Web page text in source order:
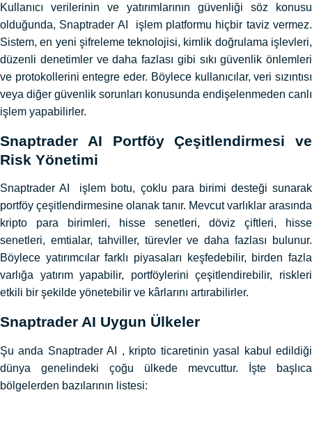
Kullanıcı verilerinin ve yatırımlarının güvenliği söz konusu
olduğunda, Snaptrader AI işlem platformu hiçbir taviz vermez.
Sistem, en yeni şifreleme teknolojisi, kimlik doğrulama işlevleri,
düzenli denetimler ve daha fazlası gibi sıkı güvenlik önlemleri
ve protokollerini entegre eder. Böylece kullanıcılar, veri sızıntısı
veya diğer güvenlik sorunları konusunda endişelenmeden canlı
işlem yapabilirler.
Snaptrader AI Portföy Çeşitlendirmesi ve
Risk Yönetimi
Snaptrader AI işlem botu, çoklu para birimi desteği sunarak
portföy çeşitlendirmesine olanak tanır. Mevcut varlıklar arasında
kripto para birimleri, hisse senetleri, döviz çiftleri, hisse
senetleri, emtialar, tahviller, türevler ve daha fazlası bulunur.
Böylece yatırımcılar farklı piyasaları keşfedebilir, birden fazla
varlığa yatırım yapabilir, portföylerini çeşitlendirebilir, riskleri
etkili bir şekilde yönetebilir ve kârlarını artırabilirler.
Snaptrader AI Uygun Ülkeler
Şu anda Snaptrader AI , kripto ticaretinin yasal kabul edildiği
dünya genelindeki çoğu ülkede mevcuttur. İşte başlıca
bölgelerden bazılarının listesi: